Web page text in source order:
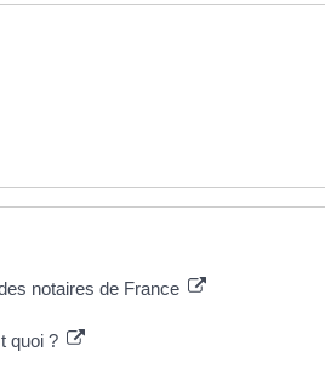
notaires de France
quoi ?